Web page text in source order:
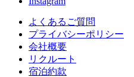
よくあるご質問
プライバシーポリシー
会社概要
リクルート
宿泊約款